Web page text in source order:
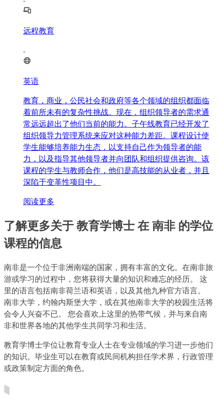
远程教育
英语
教育，商业，公民社会和政府等各个领域的组织都面临
着前所未有的复杂性挑战。现在，组织领导者的需求通
常远远超出了他们当前的能力。子午线教育已经开发了
组织领导力管理系统来应对这种能力差距。课程设计使
学生能够培养能力生态，以支持自己作为领导者的能
力，以及指导其他领导者并向团队和组织提供咨询。该
课程的学生与教师合作，他们是高技能的从业者，并且
深陷于变革性项目中。
阅读更多
了解更多关于 教育学博士 在 南非 的学位
课程的信息
南非是一个位于非洲南端的国家，拥有丰富的文化。在南非旅
游或学习的过程中，您将获得大量的知识和难忘的经历。 这
里的语言包括南非荷兰语和英语，以及其他九种官方语言。
南非大学，约翰内斯堡大学，或在其他南非大学的校园生活将
会令人兴奋不已。 您会喜欢上这里的热带气候，并与来自南
非和世界各地的其他学生共同学习和生活。
教育学博士学位让教育专业人士在专业领域的学习进一步他们
的知识。毕业生可以在教育或民间机构担任学术界，行政管理
或政策制定方面的角色。